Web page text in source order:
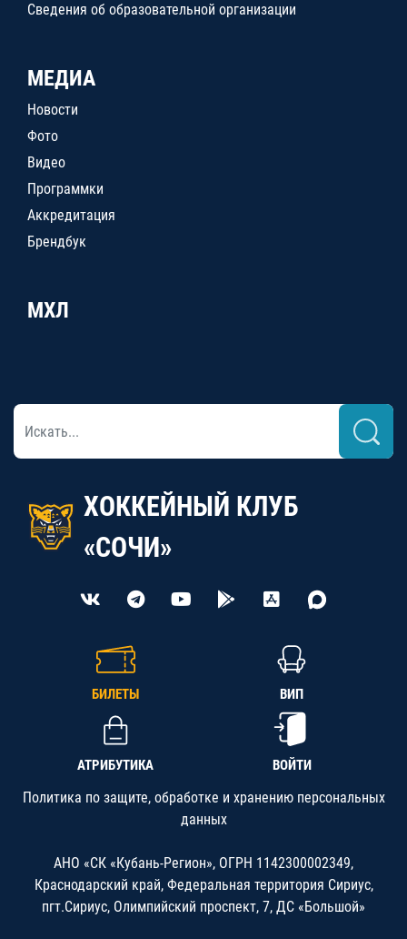
Сведения об образовательной организации
МЕДИА
Новости
Фото
Видео
Программки
Аккредитация
Брендбук
МХЛ
ХОККЕЙНЫЙ КЛУБ
«СОЧИ»
БИЛЕТЫ ВИП
АТРИБУТИКА ВОЙТИ
Политика по защите, обработке и хранению персональных
данных
АНО «СК «Кубань-Регион», ОГРН 1142300002349,
Краснодарский край, Федеральная территория Сириус,
пгт.Сириус, Олимпийский проспект, 7, ДС «Большой»